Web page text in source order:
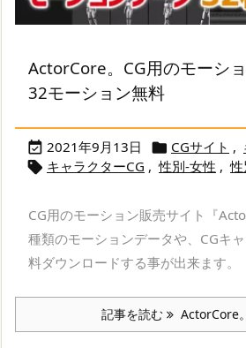
ActorCore。CG用のモーシ
32モーション無料
 2021年9月13日  CGサイト ,
 キャラクターCG , 性別-女性 ,
CG用のモーション販売サイト『
種類のモーションデータや、CGキ
料ダウンロードする事が出来ます。
記事を読む ActorCore